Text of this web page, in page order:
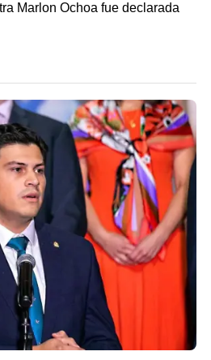
Marlon Ochoa fue declarada